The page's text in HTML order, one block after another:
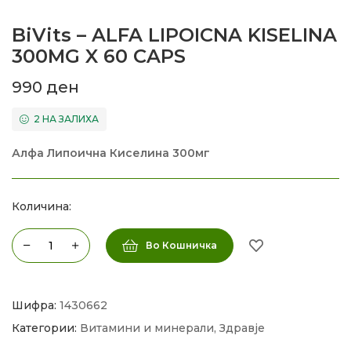
BiVits – ALFA LIPOICNA KISELINA
300MG X 60 CAPS
990 ден
2 НА ЗАЛИХА
Алфа Липоична Киселина 300мг
Количина:
Во Кошничка
Шифра: 1430662
Категории: Витамини и минерали, Здравје